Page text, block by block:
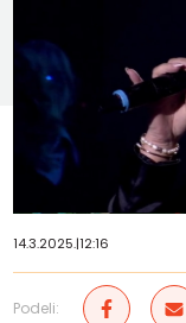
14.3.2025.|12:16
Podeli: